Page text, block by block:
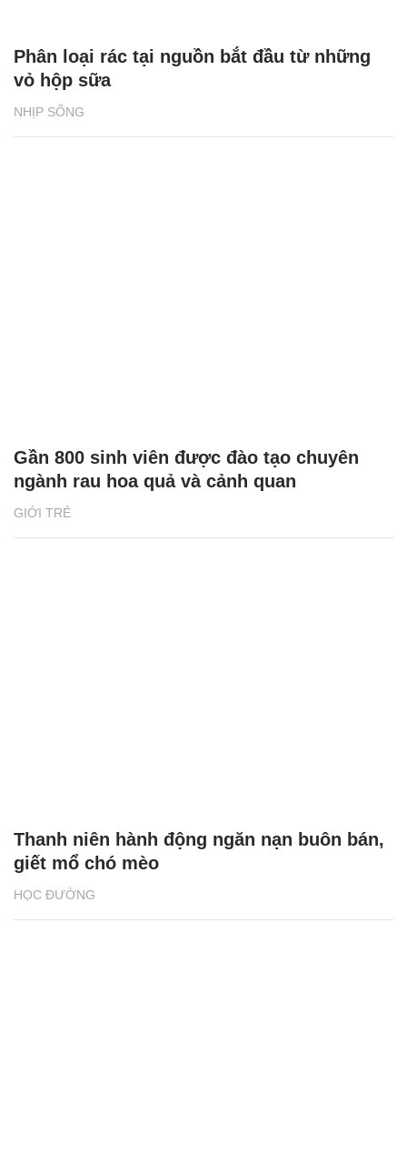
NHỊP SỐNG
Phân loại rác tại nguồn bắt đầu từ những
vỏ hộp sữa
GIỚI TRẺ
Gần 800 sinh viên được đào tạo chuyên
ngành rau hoa quả và cảnh quan
HỌC ĐƯỜNG
Thanh niên hành động ngăn nạn buôn bán,
giết mổ chó mèo